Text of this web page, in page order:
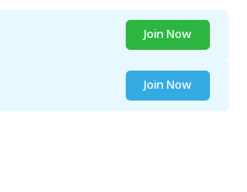
Join Now
Join Now